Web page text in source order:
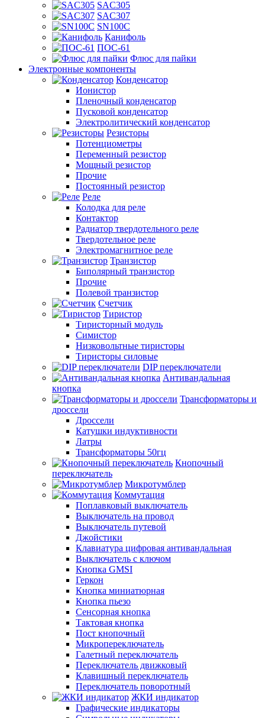
SAC305
SAC307
SN100C
Канифоль
ПОС-61
Флюс для пайки
Электронные компоненты
Конденсатор
Ионистор
Пленочный конденсатор
Пусковой конденсатор
Электролитический конденсатор
Резисторы
Потенциометры
Переменный резистор
Мощный резистор
Прочие
Постоянный резистор
Реле
Колодка для реле
Контактор
Радиатор твердотельного реле
Твердотельное реле
Электромагнитное реле
Транзистор
Биполярный транзистор
Прочие
Полевой транзистор
Счетчик
Тиристор
Тиристорный модуль
Симистор
Низковольтные тиристоры
Тиристоры силовые
DIP переключатели
Антивандальная
кнопка
Трансформаторы и
дроссели
Дроссели
Катушки индуктивности
Латры
Трансформаторы 50гц
Кнопочный
переключатель
Микротумблер
Коммутация
Поплавковый выключатель
Выключатель на провод
Выключатель путевой
Джойстики
Клавиатура цифровая антивандальная
Выключатель с ключом
Кнопка GMSI
Геркон
Кнопка миниатюрная
Кнопка пьезо
Сенсорная кнопка
Тактовая кнопка
Пост кнопочный
Микропереключатель
Галетный переключатель
Переключатель движковый
Клавишный переключатель
Переключатель поворотный
ЖКИ индикатор
Графические индикаторы